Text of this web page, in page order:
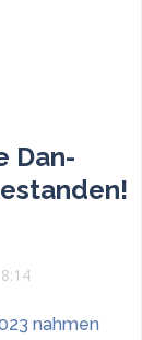
Dan-
8:14
nahmen